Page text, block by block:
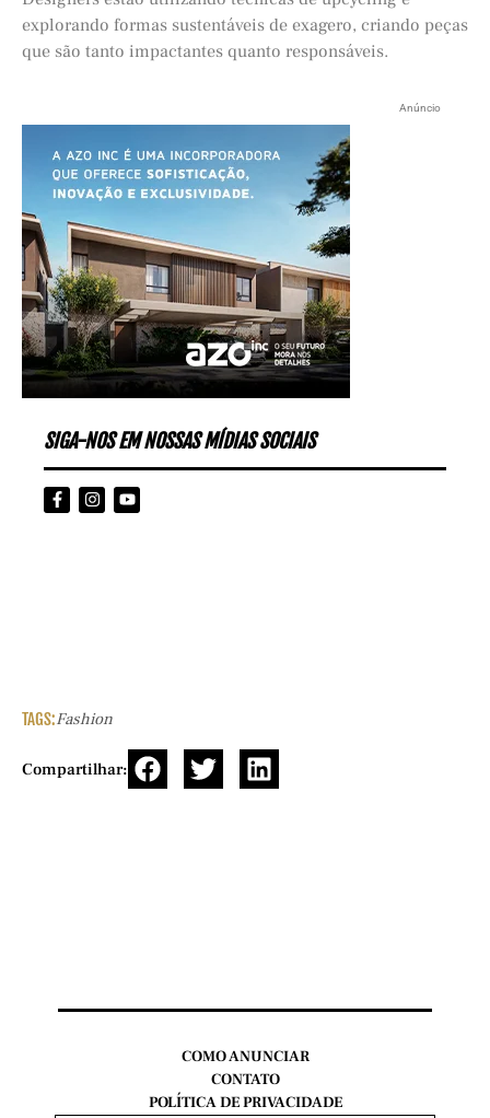
explorando formas sustentáveis de exagero, criando peças
que são tanto impactantes quanto responsáveis.
Anúncio
SIGA-NOS EM NOSSAS MÍDIAS SOCIAIS
TAGS:Fashion
Compartilhar:
COMO ANUNCIAR
CONTATO
POLÍTICA DE PRIVACIDADE